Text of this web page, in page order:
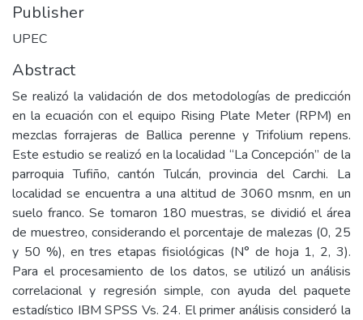
Publisher
UPEC
Abstract
Se realizó la validación de dos metodologías de predicción
en la ecuación con el equipo Rising Plate Meter (RPM) en
mezclas forrajeras de Ballica perenne y Trifolium repens.
Este estudio se realizó en la localidad “La Concepción” de la
parroquia Tufiño, cantón Tulcán, provincia del Carchi. La
localidad se encuentra a una altitud de 3060 msnm, en un
suelo franco. Se tomaron 180 muestras, se dividió el área
de muestreo, considerando el porcentaje de malezas (0, 25
y 50 %), en tres etapas fisiológicas (N° de hoja 1, 2, 3).
Para el procesamiento de los datos, se utilizó un análisis
correlacional y regresión simple, con ayuda del paquete
estadístico IBM SPSS Vs. 24. El primer análisis consideró la